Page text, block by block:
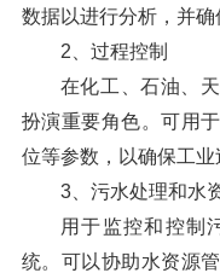
数据以进行分析，并确
2、过程控制
在化工、石油、
扮演重要角色。可用
位等参数，以确保工业
3、污水处理和水
用于监控和控制
统。可以协助水资源